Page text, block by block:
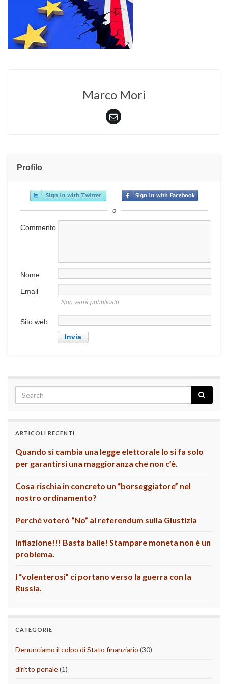
Marco Mori
Profilo
o
Commento
Nome
Email
Non verrà pubblicato
Sito web
ARTICOLI RECENTI
Quando si cambia una legge elettorale lo si fa solo
per garantirsi una maggioranza che non c’è.
Cosa rischia in concreto un “borseggiatore” nel
nostro ordinamento?
Perché voterò “No” al referendum sulla Giustizia
Inflazione!!! Basta balle! Stampare moneta non è un
problema.
I “volenterosi” ci portano verso la guerra con la
Russia.
CATEGORIE
Denunciamo il colpo di Stato finanziario (30)
diritto penale(1)